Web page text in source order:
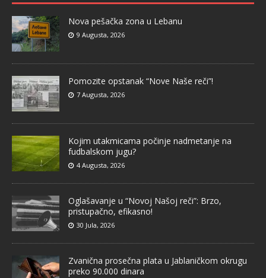
Nova pešačka zona u Lebanu
9 Augusta, 2026
Pomozite opstanak “Nove Naše reči”!
7 Augusta, 2026
Kojim utakmicama počinje nadmetanje na
fudbalskom jugu?
4 Augusta, 2026
Oglašavanje u “Novoj Našoj reči”: Brzo,
pristupačno, efikasno!
30 Jula, 2026
Zvanična prosečna plata u Jablaničkom okrugu
preko 90.000 dinara